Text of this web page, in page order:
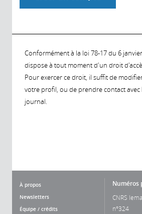
Conformément à la loi 78-17 du 6
dispose à tout moment d'un droit
Pour exercer ce droit, il suffit de
votre profil, ou de prendre contact
journal.
À propos
Newsletters
Équipe / crédits
Numéros
CNRS
n°324